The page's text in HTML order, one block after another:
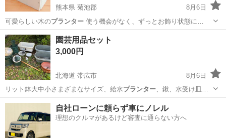
熊本県 菊池郡
8月6日
可愛らしい木のプランター使う機会がなく、ずっとお飾り状態に…
熊本 菊池郡 その他 プランター
園芸用品セット
3,000円
北海道 帯広市
8月6日
リット鉢大中小さまざまなサイズ、給水プランター、鍬、水受け皿
等々のセットです！観葉…
北海道 帯広市 その他 スリット鉢
自社ローンに頼らず車にノレル
理想のクルマがあるけど審査に通らない方へ